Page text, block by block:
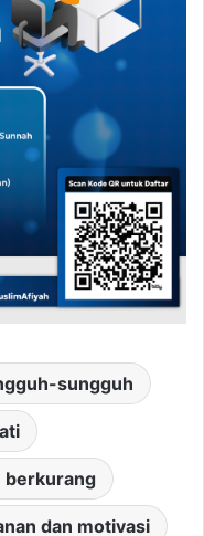
sungguh
berkurang
dan motivasi